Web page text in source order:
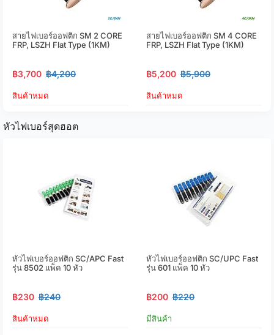
สายไฟเบอร์ออฟติก SM 2 CORE
FRP, LSZH Flat Type (1KM)
฿3,700 ฿4,200
สินค้าหมด
สายไฟเบอร์ออฟติก SM 4 CORE
FRP, LSZH Flat Type (1KM)
฿5,200 ฿5,900
สินค้าหมด
หัวไฟเบอร์สุดฮอต
หัวไฟเบอร์ออฟติก SC/APC Fast
รุ่น 8502 แพ็ค 10 หัว
฿230 ฿240
สินค้าหมด
หัวไฟเบอร์ออฟติก SC/UPC Fast
รุ่น 601 แพ็ค 10 หัว
฿200 ฿220
มีสินค้า